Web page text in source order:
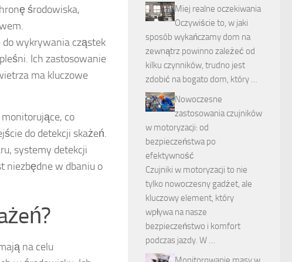
środowiska,
wykrywania cząstek
Ich zastosowanie
ma kluczowe
co
do detekcji skażeń.
systemy detekcji
niezbędne w dbaniu o
na celu
Miej realne oczekiwania
Oczywiście to, w jaki
sposób wykańczamy dom na
zewnątrz powinno zależeć od
kilku czynników, trudno jest
zdobić na bogato dom, który …
Nowoczesne
zastosowania czujników
w motoryzacji: od
bezpieczeństwa po
efektywność
Czujniki w motoryzacji to nie
tylko nowoczesny gadżet, ale
kluczowy element, który
wpływa na nasze
bezpieczeństwo i komfort
podczas jazdy. W …